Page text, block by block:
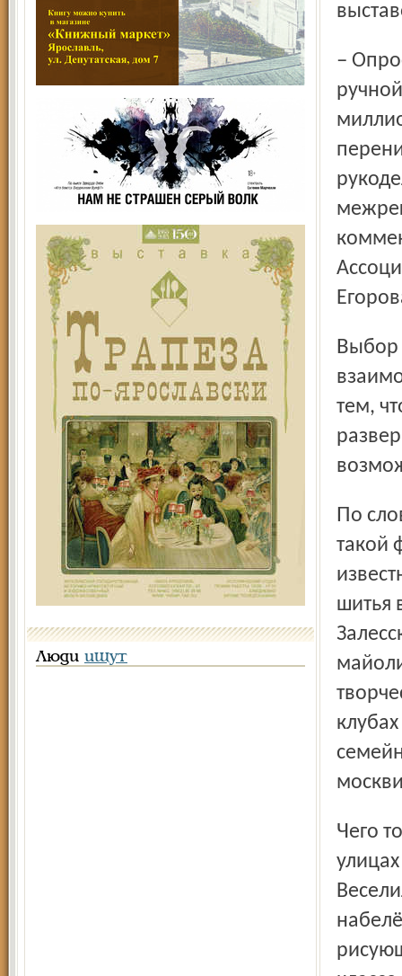
Люди ищут
– Опросы социологов показывают, что в России сейчас
Выбор ярославской площадки Ирина Игоревна объяснила
тем,
По словам президента ассоциации на Ярославской земле
такой
шитья
Чего только мы не видели в этом городе мастеров, на